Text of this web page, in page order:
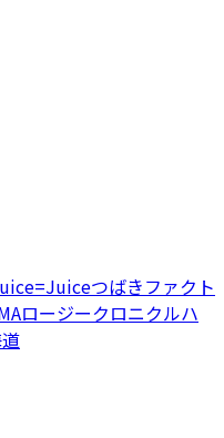
つばきファクト
ロージークロニクルハ